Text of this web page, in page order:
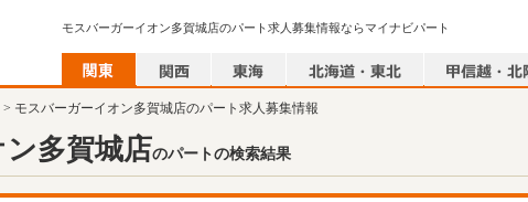
モスバーガーイオン多賀城店のパート求人募集情報ならマイナビパート
> モスバーガーイオン多賀城店のパート求人募集情報
多賀城店のパートの検索結果